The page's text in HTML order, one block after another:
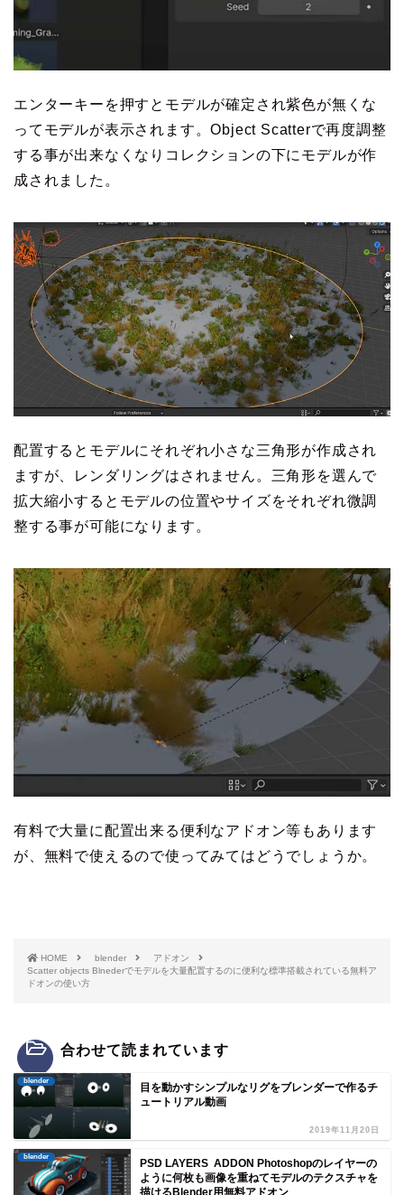
エンターキーを押すとモデルが確定され紫色が無くな
ってモデルが表示されます。Object Scatterで再度調整
する事が出来なくなりコレクションの下にモデルが作
成されました。
配置するとモデルにそれぞれ小さな三角形が作成され
ますが、レンダリングはされません。三角形を選んで
拡大縮小するとモデルの位置やサイズをそれぞれ微調
整する事が可能になります。
有料で大量に配置出来る便利なアドオン等もあります
が、無料で使えるので使ってみてはどうでしょうか。
HOME blender
アドオン
Scatter objects Blnederでモデルを大量配置するのに便利な標準搭載されている無料ア
ドオンの使い方
合わせて読まれています
blender
目を動かすシンプルなリグをブレンダーで作るチ
ュートリアル動画
2019年11月20日
blender
PSD LAYERS ADDON Photoshopのレイヤーの
ように何枚も画像を重ねてモデルのテクスチャを
描けるBlender用無料アドオン